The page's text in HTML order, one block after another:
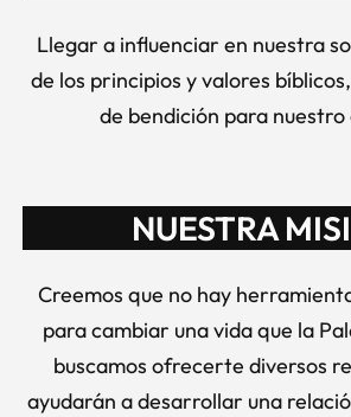
Llegar a influenciar en nuestra
de los principios y valores
de bendición para
NUESTRA
Creemos que no hay
para cambiar una vida que la
buscamos ofrecerte diversos
ayudarán a desarrollar una